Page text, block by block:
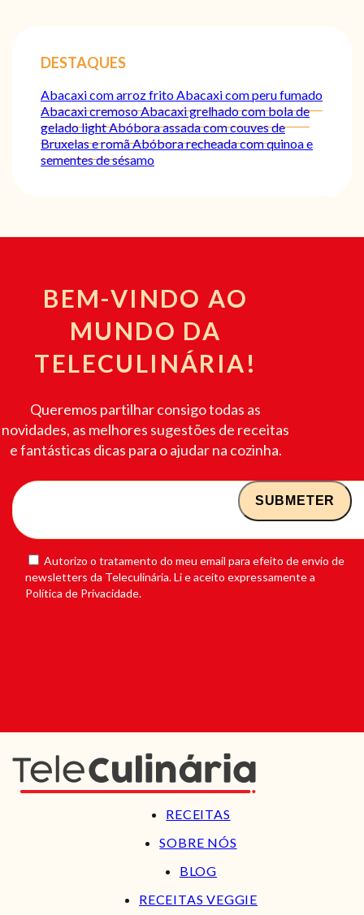
DESTAQUES
Abacaxi com arroz fritoAbacaxi com peru fumado
Abacaxi cremosoAbacaxi grelhado com bola de
gelado lightAbóbora assada com couves de
Bruxelas e romãAbóbora recheada com quinoa e
sementes de sésamo
BEM-VINDO AO
MUNDO DA
TELECULINÁRIA!
Queremos partilhar consigo todas as
novidades, as melhores sugestões de receitas
e fantásticas dicas para o ajudar na cozinha.
Autorizo o tratamento do meu email para efeito de envio de
newsletters da Teleculinária. Li e aceito expressamente a
Política de Privacidade.
RECEITAS
SOBRE NÓS
BLOG
RECEITAS VEGGIE